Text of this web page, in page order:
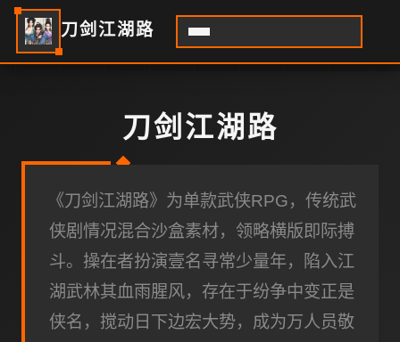
刀剑江湖路
刀剑江湖路
《刀剑江湖路》为单款武侠RPG，传统武
侠剧情况混合沙盒素材，领略横版即际搏
斗。操在者扮演壹名寻常少量年，陷入江
湖武林其血雨腥风，存在于纷争中变正是
侠名，搅动日下边宏大势，成为万人员敬